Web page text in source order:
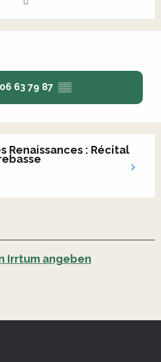
06 63 79 87 ▒▒
Renaissances : Récital
Irrtum angeben